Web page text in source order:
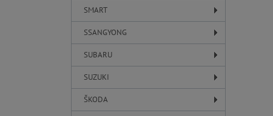
SMART
SSANGYONG
SUBARU
SUZUKI
ŠKODA